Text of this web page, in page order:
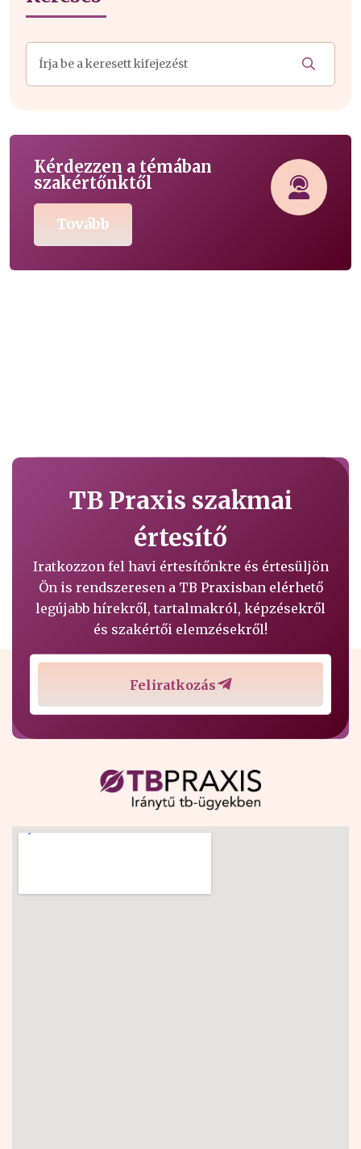
Kérdezzen a témában
szakértőnktől
Tovább
TB Praxis szakmai
értesítő
Iratkozzon fel havi értesítőnkre és értesüljön
Ön is rendszeresen a TB Praxisban elérhető
legújabb hírekről, tartalmakról, képzésekről
és szakértői elemzésekről!
Feliratkozás